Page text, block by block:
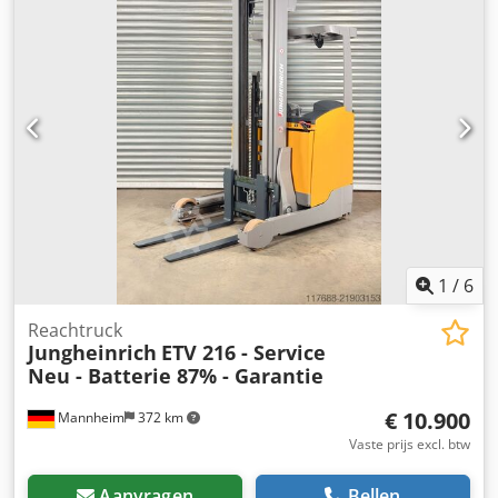
Masttype: Triplex Vrije hefhoogte: Ja Bouwhoogte: 3.540
mm Vorklengte: 1.150 mm Eigen gewicht: 2.860 kg
Lastzwaartepunt: 600 mm Banden: Polyurethaan
Modeltype: ETV 216 Batterijtype: PzS Spanning: 48 V
Batterijgewicht: 1.175 kg Cabine-uitrusting: Solopilot-
bediening Aangebouwd hulpstuk: Zijdelingse verschuiver
1 / 6
Mannheim 372 km
Reachtruck
Jungheinrich ETV 216 - Service
Neu - Batterie 87% - Garantie
€ 10.900
Vaste prijs excl. btw